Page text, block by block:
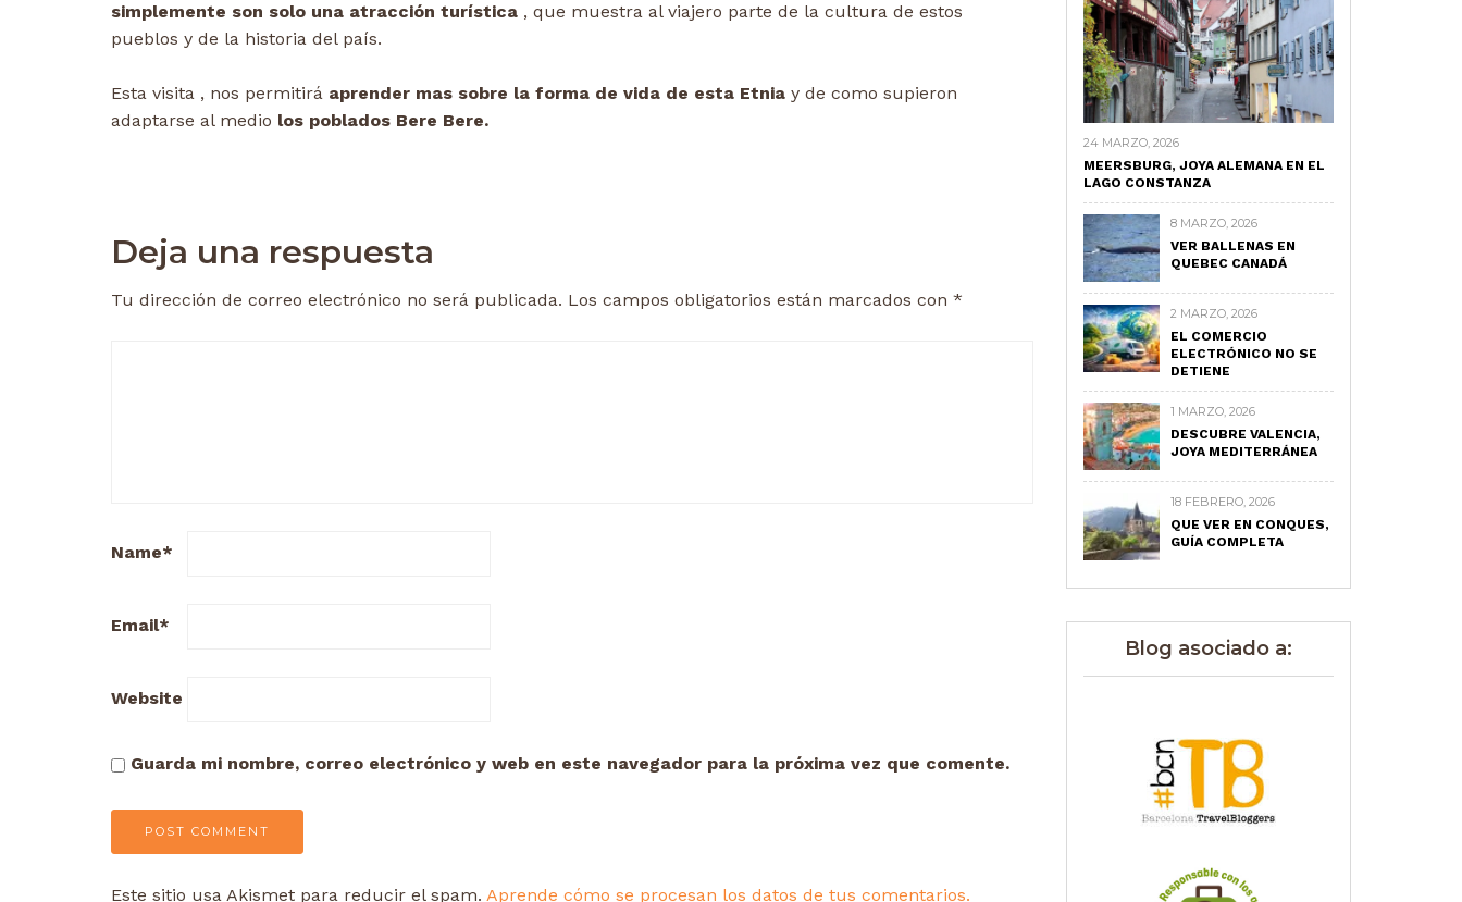
simplemente son solo una atracción turística , que muestra al viajero parte de la cultura de estos
pueblos y de la historia del país.
Esta visita , nos permitirá aprender mas sobre la forma de vida de esta Etnia y de como supieron
adaptarse al medio los poblados Bere Bere.
Deja una respuesta
Tu dirección de correo electrónico no será publicada. Los campos obligatorios están marcados con *
Name*
Email*
Website
Guarda mi nombre, correo electrónico y web en este navegador para la próxima vez que comente.
Este sitio usa Akismet para reducir el spam. Aprende cómo se procesan los datos de tus comentarios.
24 MARZO, 2026
MEERSBURG, JOYA ALEMANA EN EL
LAGO CONSTANZA
8 MARZO, 2026
VER BALLENAS EN
QUEBEC CANADÁ
2 MARZO, 2026
EL COMERCIO
ELECTRÓNICO NO SE
DETIENE
1 MARZO, 2026
DESCUBRE VALENCIA,
JOYA MEDITERRÁNEA
18 FEBRERO, 2026
QUE VER EN CONQUES,
GUÍA COMPLETA
Blog asociado a: